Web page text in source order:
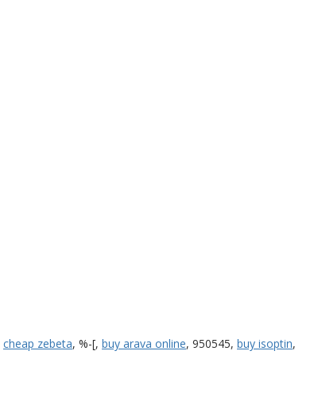
cheap zebeta, %-[, buy arava online, 950545, buy isoptin,